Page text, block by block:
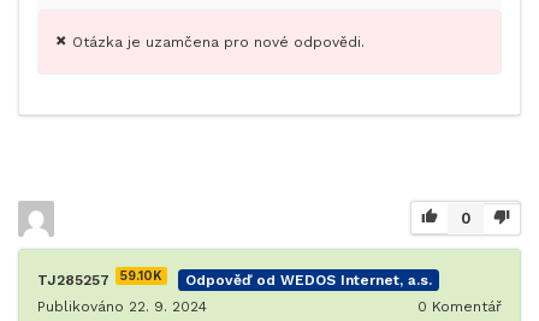
Otázka je uzamčena pro nové odpovědi.
0
TJ285257 59.10K
Odpověď od WEDOS Internet, a.s.
Publikováno 22. 9. 2024
0 Komentář